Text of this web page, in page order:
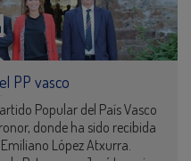
PP vasco
Popular del País Vasco
donde ha sido recibida
López Atxurra.